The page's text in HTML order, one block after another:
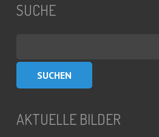
SUCHE
AKTUELLE BILDER